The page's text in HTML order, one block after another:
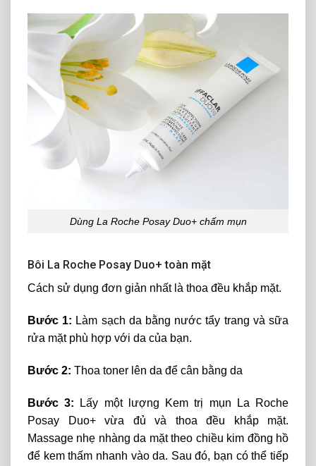
Dùng La Roche Posay Duo+ chấm mụn
Bôi La Roche Posay Duo+ toàn mặt
Cách sử dụng đơn giản nhất là thoa đều khắp mặt.
Bước 1: Làm sạch da bằng nước tẩy trang và sữa
rửa mặt phù hợp với da của bạn.
Bước 2: Thoa toner lên da để cân bằng da
Bước 3: Lấy một lượng Kem trị mụn La Roche
Posay Duo+ vừa đủ và thoa đều khắp mặt.
Massage nhẹ nhàng da mặt theo chiều kim đồng hồ
để kem thấm nhanh vào da. Sau đó, bạn có thể tiếp